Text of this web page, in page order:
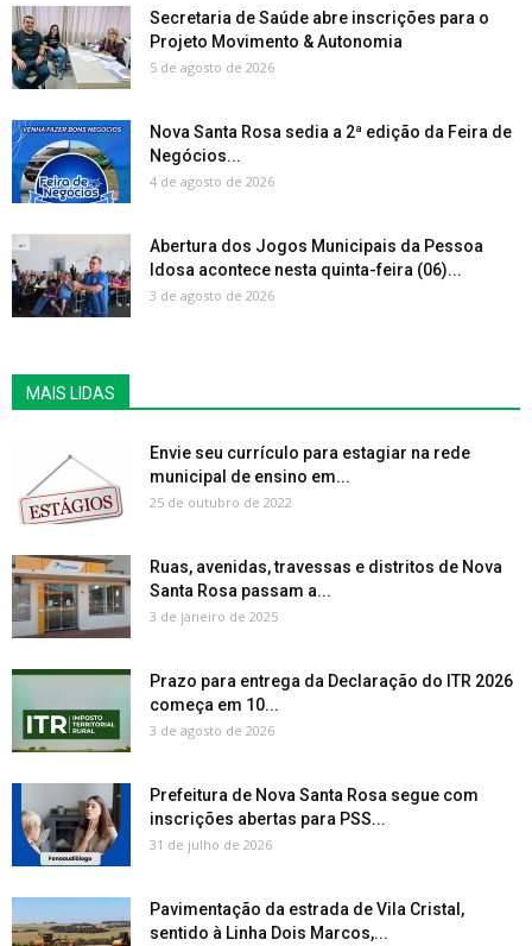
Secretaria de Saúde abre inscrições para o
Projeto Movimento & Autonomia
5 de agosto de 2026
Nova Santa Rosa sedia a 2ª edição da Feira de
Negócios...
4 de agosto de 2026
Abertura dos Jogos Municipais da Pessoa
Idosa acontece nesta quinta-feira (06)...
3 de agosto de 2026
MAIS LIDAS
Envie seu currículo para estagiar na rede
municipal de ensino em...
25 de outubro de 2022
Ruas, avenidas, travessas e distritos de Nova
Santa Rosa passam a...
3 de janeiro de 2025
Prazo para entrega da Declaração do ITR 2026
começa em 10...
3 de agosto de 2026
Prefeitura de Nova Santa Rosa segue com
inscrições abertas para PSS...
31 de julho de 2026
Pavimentação da estrada de Vila Cristal,
sentido à Linha Dois Marcos,...